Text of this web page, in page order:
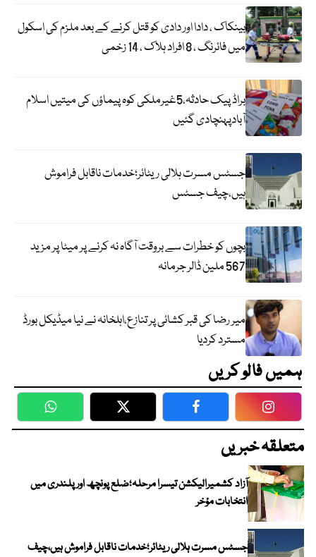
بینکاک ، دادا اور دادی کو قتل کرنے کے بعد ملزم کی اسکول
میں فائرنگ ، 8 افراد ہلاک ، 14 زخمی
براڈ پیک حادثہ،5غیرملکی کوہ پیماؤں کی میتیں اسلام
آبادپہنچادی گئیں
جسٹس مسرت ہلالی ریٹائر؛خدمات ناقابل فراموش
ہیں،چیف جسٹس
بچوں کو خطرات سے بروقت آگاہ نہ کرنے پر میٹا پر مزید
567 ملین ڈالر جرمانہ
میر رضا کی قبر کشائی پر تنازع،اہلخانہ نے نیا میڈیکل بورڈ
مسترد کردیا
ہمیں فالو کریں
WhatsApp Twitter Facebook
متعلقہ خبریں
آزاد کشمیرالیکشن تیسرا مرحلہ؛ضلع پونچھ اور پلندری میں
انتخابات مؤخر
جسٹس مسرت ہلالی ریٹائر؛خدمات ناقابل فراموش ہیں،چیف